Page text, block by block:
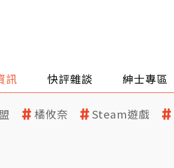
訊 快評雜談 紳士專區
橘攸奈 Steam遊戲